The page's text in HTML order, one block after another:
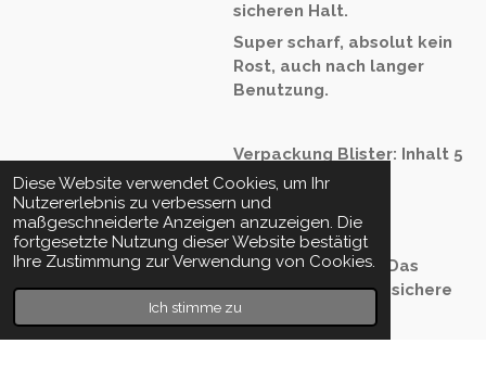
Diese Website verwendet Cookies, um Ihr
Nutzererlebnis zu verbessern und
maßgeschneiderte Anzeigen anzuzeigen. Die
fortgesetzte Nutzung dieser Website bestätigt
Ihre Zustimmung zur Verwendung von Cookies.
Ich stimme zu
sicheren Halt.
Super scharf, absolut kein
Rost, auch nach langer
Benutzung.
Verpackung Blister: Inhalt 5
Stück
Länge: 18cm
FISH MASTER
RÄUCHERHAKEN / Das
Original, ideal fürs sichere
räuchern.
Details anzeigen